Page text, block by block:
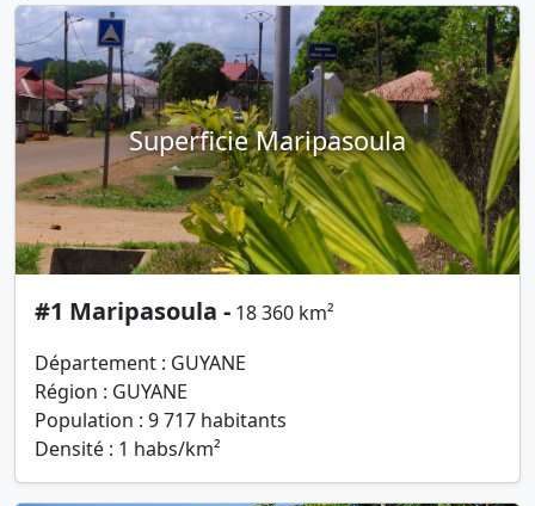
Superficie Maripasoula
#1 Maripasoula - 18 360 km²
Département : GUYANE
Région : GUYANE
Population : 9 717 habitants
Densité : 1 habs/km²